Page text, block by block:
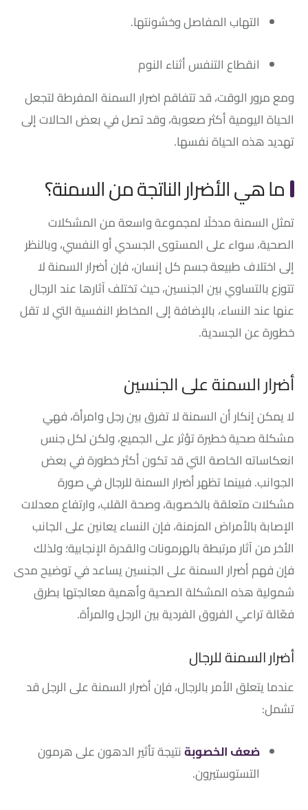
التهاب المفاصل وخشونتها.
انقطاع التنفس أثناء النوم
ومع مرور الوقت، قد تتفاقم اضرار السمنة المفرطة لتجعل
الحياة اليومية أكثر صعوبة، وقد تصل في بعض الحالات إلى
تهديد هذه الحياة نفسها.
ما هي الأضرار الناتجة من السمنة؟
تمثل السمنة مدخلًا لمجموعة واسعة من المشكلات
الصحية، سواء على المستوى الجسدي أو النفسي، وبالنظر
إلى اختلاف طبيعة جسم كل إنسان، فإن أضرار السمنة لا
تتوزع بالتساوي بين الجنسين، حيث تختلف آثارها عند الرجال
عنها عند النساء، بالإضافة إلى المخاطر النفسية التي لا تقل
خطورة عن الجسدية.
أضرار السمنة على الجنسين
لا يمكن إنكار أن السمنة لا تفرق بين رجل وامرأة، فهي
مشكلة صحية خطيرة تؤثر على الجميع، ولكن لكل جنس
انعكاساته الخاصة التي قد تكون أكثر خطورة في بعض
الجوانب. فبينما تظهر أضرار السمنة للرجال في صورة
مشكلات متعلقة بالخصوبة، وصحة القلب، وارتفاع معدلات
الإصابة بالأمراض المزمنة، فإن النساء يعانين على الجانب
الأخر من آثار مرتبطة بالهرمونات والقدرة الإنجابية؛ ولذلك
فإن فهم أضرار السمنة على الجنسين يساعد في توضيح مدى
شمولية هذه المشكلة الصحية وأهمية معالجتها بطرق
فعّالة تراعي الفروق الفردية بين الرجل والمرأة.
أضرار السمنة للرجال
عندما يتعلق الأمر بالرجال، فإن أضرار السمنة على الرجل قد
تشمل:
ضعف الخصوبةنتيجة تأثير الدهون على هرمون
التستوستيرون.